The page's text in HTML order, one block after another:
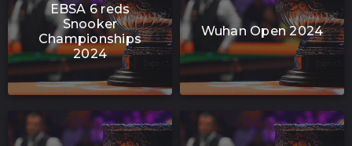
EBSA 6 reds
Snooker
Championships
2024
Wuhan Open 2024